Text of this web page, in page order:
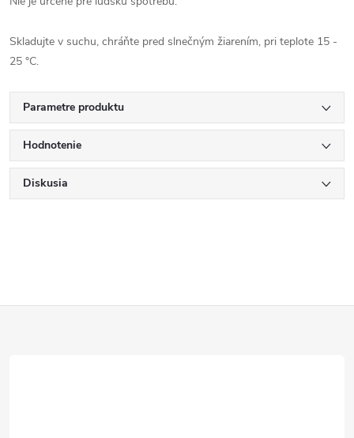
Skladujte v suchu, chráňte pred slnečným žiarením, pri teplote 15 -
25 °C.
Parametre produktu
Hodnotenie
Diskusia